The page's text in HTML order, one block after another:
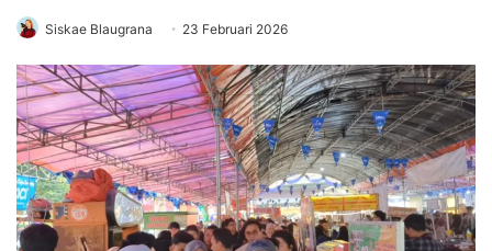
Siskae Blaugrana 23 Februari 2026